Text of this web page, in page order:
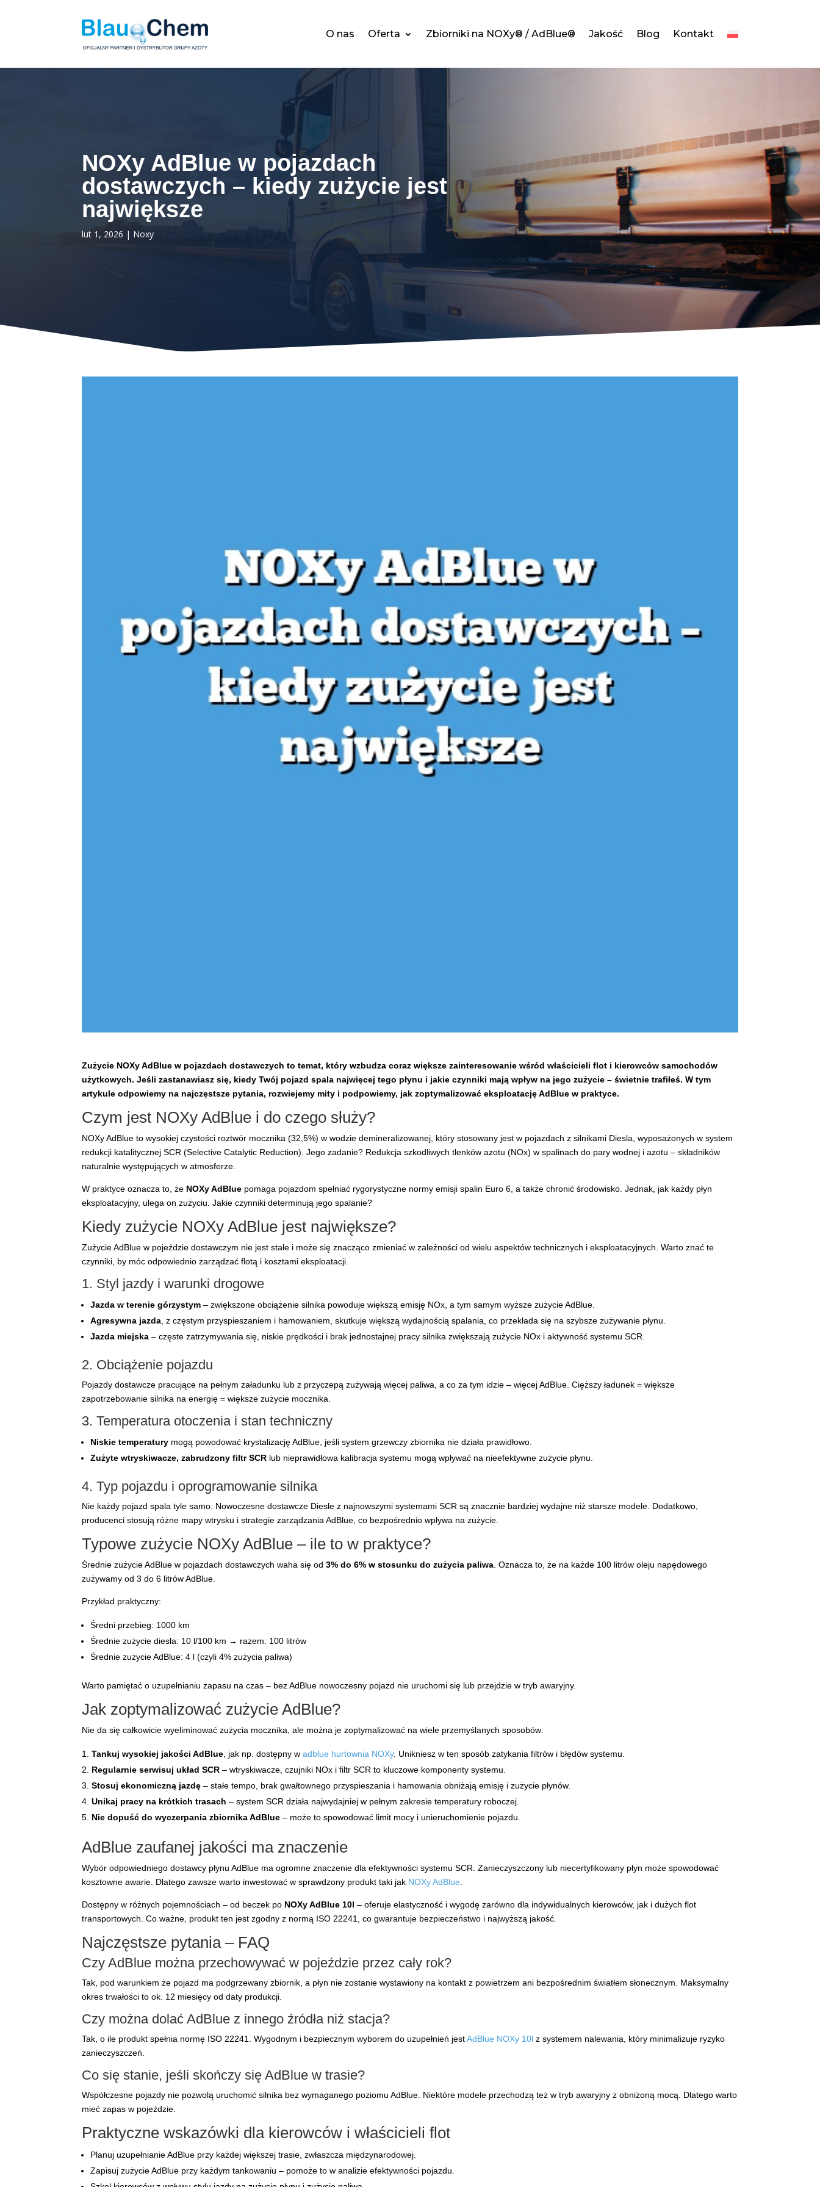
O nas Oferta Zbiorniki na NOXy® / AdBlue® Jakość Blog Kontakt
NOXy AdBlue w pojazdach
dostawczych – kiedy zużycie jest
największe
lut 1, 2026 | Noxy
Zużycie NOXy AdBlue w pojazdach dostawczych to temat, który wzbudza coraz większe zainteresowanie wśród właścicieli flot i kierowców samochodów
użytkowych. Jeśli zastanawiasz się, kiedy Twój pojazd spala najwięcej tego płynu i jakie czynniki mają wpływ na jego zużycie – świetnie trafiłeś. W tym
artykule odpowiemy na najczęstsze pytania, rozwiejemy mity i podpowiemy, jak zoptymalizować eksploatację AdBlue w praktyce.
Czym jest NOXy AdBlue i do czego służy?
NOXy AdBlue to wysokiej czystości roztwór mocznika (32,5%) w wodzie demineralizowanej, który stosowany jest w pojazdach z silnikami Diesla, wyposażonych w system
redukcji katalitycznej SCR (Selective Catalytic Reduction). Jego zadanie? Redukcja szkodliwych tlenków azotu (NOx) w spalinach do pary wodnej i azotu – składników
naturalnie występujących w atmosferze.
W praktyce oznacza to, że NOXy AdBlue pomaga pojazdom spełniać rygorystyczne normy emisji spalin Euro 6, a także chronić środowisko. Jednak, jak każdy płyn
eksploatacyjny, ulega on zużyciu. Jakie czynniki determinują jego spalanie?
Kiedy zużycie NOXy AdBlue jest największe?
Zużycie AdBlue w pojeździe dostawczym nie jest stałe i może się znacząco zmieniać w zależności od wielu aspektów technicznych i eksploatacyjnych. Warto znać te
czynniki, by móc odpowiednio zarządzać flotą i kosztami eksploatacji.
1. Styl jazdy i warunki drogowe
Jazda w terenie górzystym – zwiększone obciążenie silnika powoduje większą emisję NOx, a tym samym wyższe zużycie AdBlue.
Agresywna jazda, z częstym przyspieszaniem i hamowaniem, skutkuje większą wydajnością spalania, co przekłada się na szybsze zużywanie płynu.
Jazda miejska – częste zatrzymywania się, niskie prędkości i brak jednostajnej pracy silnika zwiększają zużycie NOx i aktywność systemu SCR.
2. Obciążenie pojazdu
Pojazdy dostawcze pracujące na pełnym załadunku lub z przyczepą zużywają więcej paliwa, a co za tym idzie – więcej AdBlue. Cięższy ładunek = większe
zapotrzebowanie silnika na energię = większe zużycie mocznika.
3. Temperatura otoczenia i stan techniczny
Niskie temperatury mogą powodować krystalizację AdBlue, jeśli system grzewczy zbiornika nie działa prawidłowo.
Zużyte wtryskiwacze, zabrudzony filtr SCR lub nieprawidłowa kalibracja systemu mogą wpływać na nieefektywne zużycie płynu.
4. Typ pojazdu i oprogramowanie silnika
Nie każdy pojazd spala tyle samo. Nowoczesne dostawcze Diesle z najnowszymi systemami SCR są znacznie bardziej wydajne niż starsze modele. Dodatkowo,
producenci stosują różne mapy wtrysku i strategie zarządzania AdBlue, co bezpośrednio wpływa na zużycie.
Typowe zużycie NOXy AdBlue – ile to w praktyce?
Średnie zużycie AdBlue w pojazdach dostawczych waha się od3% do 6% w stosunku do zużycia paliwa. Oznacza to, że na każde 100 litrów oleju napędowego
zużywamy od 3 do 6 litrów AdBlue.
Przykład praktyczny:
Średni przebieg: 1000 km
Średnie zużycie diesla: 10 l/100 km → razem: 100 litrów
Średnie zużycie AdBlue: 4 l (czyli 4% zużycia paliwa)
Warto pamiętać o uzupełnianiu zapasu na czas – bez AdBlue nowoczesny pojazd nie uruchomi się lub przejdzie w tryb awaryjny.
Jak zoptymalizować zużycie AdBlue?
Nie da się całkowicie wyeliminować zużycia mocznika, ale można je zoptymalizować na wiele przemyślanych sposobów:
Tankuj wysokiej jakości AdBlue, jak np. dostępny wadblue hurtownia NOXy. Unikniesz w ten sposób zatykania filtrów i błędów systemu.
Regularnie serwisuj układ SCR – wtryskiwacze, czujniki NOx i filtr SCR to kluczowe komponenty systemu.
Stosuj ekonomiczną jazdę – stałe tempo, brak gwałtownego przyspieszania i hamowania obniżają emisję i zużycie płynów.
Unikaj pracy na krótkich trasach – system SCR działa najwydajniej w pełnym zakresie temperatury roboczej.
Nie dopuść do wyczerpania zbiornika AdBlue – może to spowodować limit mocy i unieruchomienie pojazdu.
AdBlue zaufanej jakości ma znaczenie
Wybór odpowiedniego dostawcy płynu AdBlue ma ogromne znaczenie dla efektywności systemu SCR. Zanieczyszczony lub niecertyfikowany płyn może spowodować
kosztowne awarie. Dlatego zawsze warto inwestować w sprawdzony produkt taki jak NOXy AdBlue.
Dostępny w różnych pojemnościach – od beczek po NOXy AdBlue 10l – oferuje elastyczność i wygodę zarówno dla indywidualnych kierowców, jak i dużych flot
transportowych. Co ważne, produkt ten jest zgodny z normą ISO 22241, co gwarantuje bezpieczeństwo i najwyższą jakość.
Najczęstsze pytania – FAQ
Czy AdBlue można przechowywać w pojeździe przez cały rok?
Tak, pod warunkiem że pojazd ma podgrzewany zbiornik, a płyn nie zostanie wystawiony na kontakt z powietrzem ani bezpośrednim światłem słonecznym. Maksymalny
okres trwałości to ok. 12 miesięcy od daty produkcji.
Czy można dolać AdBlue z innego źródła niż stacja?
Tak, o ile produkt spełnia normę ISO 22241. Wygodnym i bezpiecznym wyborem do uzupełnień jestAdBlue NOXy 10l z systemem nalewania, który minimalizuje ryzyko
zanieczyszczeń.
Co się stanie, jeśli skończy się AdBlue w trasie?
Współczesne pojazdy nie pozwolą uruchomić silnika bez wymaganego poziomu AdBlue. Niektóre modele przechodzą też w tryb awaryjny z obniżoną mocą. Dlatego warto
mieć zapas w pojeździe.
Praktyczne wskazówki dla kierowców i właścicieli flot
Planuj uzupełnianie AdBlue przy każdej większej trasie, zwłaszcza międzynarodowej.
Zapisuj zużycie AdBlue przy każdym tankowaniu – pomoże to w analizie efektywności pojazdu.